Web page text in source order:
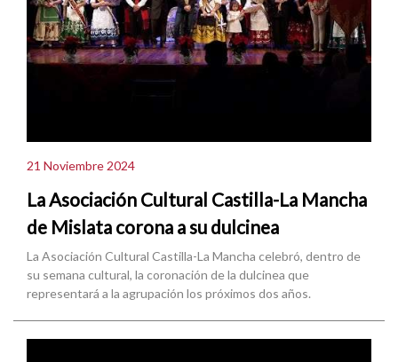
21 Noviembre 2024
La Asociación Cultural Castilla-La Mancha
de Mislata corona a su dulcinea
La Asociación Cultural Castilla-La Mancha celebró, dentro de
su semana cultural, la coronación de la dulcinea que
representará a la agrupación los próximos dos años.